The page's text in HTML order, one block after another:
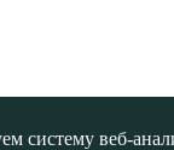
веб-